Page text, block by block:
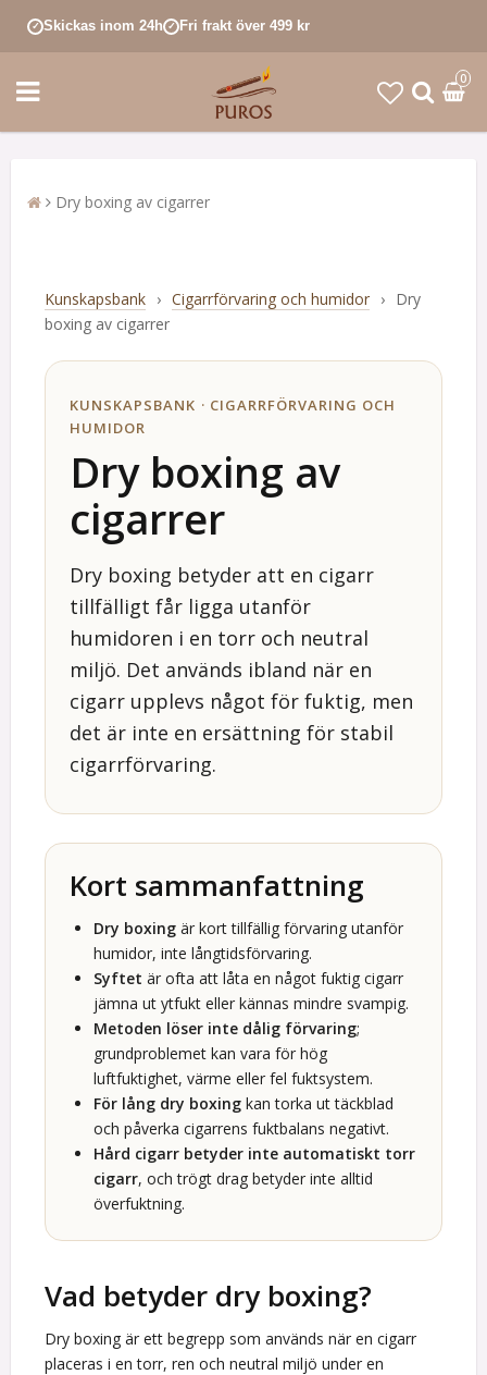
✓ Skickas inom 24h ✓ Fri frakt över 499 kr
0
Dry boxing av cigarrer
Kunskapsbank › Cigarrförvaring och humidor › Dry
boxing av cigarrer
KUNSKAPSBANK · CIGARRFÖRVARING OCH
HUMIDOR
Dry boxing av
cigarrer
Dry boxing betyder att en cigarr
tillfälligt får ligga utanför
humidoren i en torr och neutral
miljö. Det används ibland när en
cigarr upplevs något för fuktig, men
det är inte en ersättning för stabil
cigarrförvaring.
Kort sammanfattning
Dry boxing är kort tillfällig förvaring utanför
humidor, inte långtidsförvaring.
Syftet är ofta att låta en något fuktig cigarr
jämna ut ytfukt eller kännas mindre svampig.
Metoden löser inte dålig förvaring;
grundproblemet kan vara för hög
luftfuktighet, värme eller fel fuktsystem.
För lång dry boxing kan torka ut täckblad
och påverka cigarrens fuktbalans negativt.
Hård cigarr betyder inte automatiskt torr
cigarr, och trögt drag betyder inte alltid
överfuktning.
Vad betyder dry boxing?
Dry boxing är ett begrepp som används när en cigarr
placeras i en torr, ren och neutral miljö under en